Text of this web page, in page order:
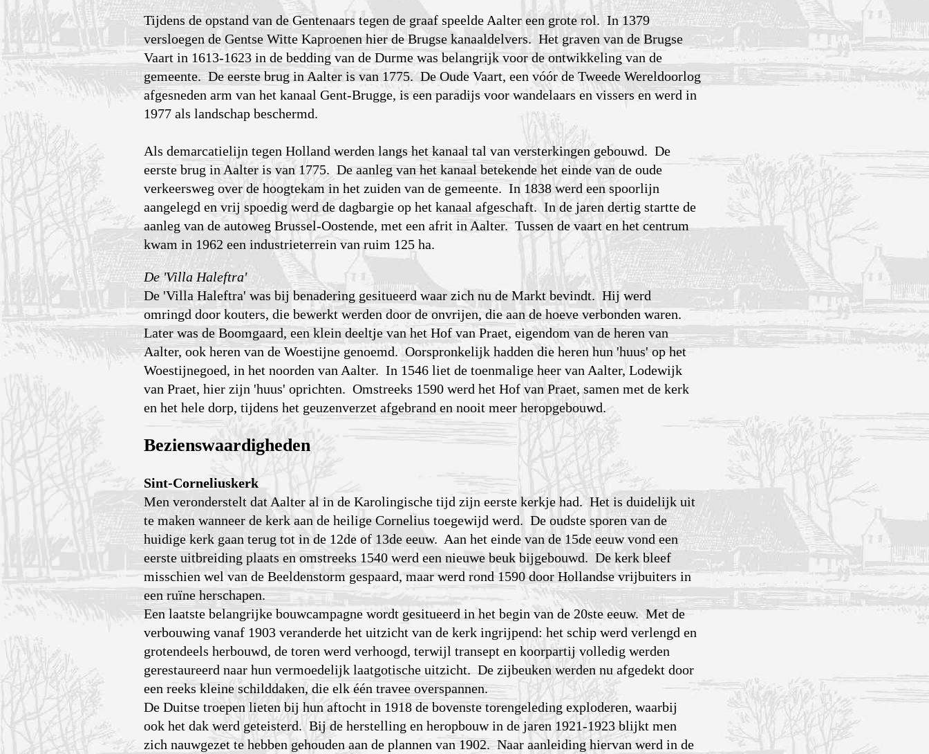
Tijdens de opstand van de Gentenaars tegen de graaf speelde Aalter een grote rol. In 1379
versloegen de Gentse Witte Kaproenen hier de Brugse kanaaldelvers. Het graven van de Brugse
Vaart in 1613-1623 in de bedding van de Durme was belangrijk voor de ontwikkeling van de
gemeente. De eerste brug in Aalter is van 1775. De Oude Vaart, een vóór de Tweede Wereldoorlog
afgesneden arm van het kanaal Gent-Brugge, is een paradijs voor wandelaars en vissers en werd in
1977 als landschap beschermd.
Als demarcatielijn tegen Holland werden langs het kanaal tal van versterkingen gebouwd. De
eerste brug in Aalter is van 1775. De aanleg van het kanaal betekende het einde van de oude
verkeersweg over de hoogtekam in het zuiden van de gemeente. In 1838 werd een spoorlijn
aangelegd en vrij spoedig werd de dagbargie op het kanaal afgeschaft. In de jaren dertig startte de
aanleg van de autoweg Brussel-Oostende, met een afrit in Aalter. Tussen de vaart en het centrum
kwam in 1962 een industrieterrein van ruim 125 ha.
De 'Villa Haleftra'
De 'Villa Haleftra' was bij benadering gesitueerd waar zich nu de Markt bevindt. Hij werd
omringd door kouters, die bewerkt werden door de onvrijen, die aan de hoeve verbonden waren.
Later was de Boomgaard, een klein deeltje van het Hof van Praet, eigendom van de heren van
Aalter, ook heren van de Woestijne genoemd. Oorspronkelijk hadden die heren hun 'huus' op het
Woestijnegoed, in het noorden van Aalter. In 1546 liet de toenmalige heer van Aalter, Lodewijk
van Praet, hier zijn 'huus' oprichten. Omstreeks 1590 werd het Hof van Praet, samen met de kerk
en het hele dorp, tijdens het geuzenverzet afgebrand en nooit meer heropgebouwd.
Bezienswaardigheden
Sint-Corneliuskerk
Men veronderstelt dat Aalter al in de Karolingische tijd zijn eerste kerkje had. Het is duidelijk uit
te maken wanneer de kerk aan de heilige Cornelius toegewijd werd. De oudste sporen van de
huidige kerk gaan terug tot in de 12de of 13de eeuw. Aan het einde van de 15de eeuw vond een
eerste uitbreiding plaats en omstreeks 1540 werd een nieuwe beuk bijgebouwd. De kerk bleef
misschien wel van de Beeldenstorm gespaard, maar werd rond 1590 door Hollandse vrijbuiters in
een ruïne herschapen.
Een laatste belangrijke bouwcampagne wordt gesitueerd in het begin van de 20ste eeuw. Met de
verbouwing vanaf 1903 veranderde het uitzicht van de kerk ingrijpend: het schip werd verlengd en
grotendeels herbouwd, de toren werd verhoogd, terwijl transept en koorpartij volledig werden
gerestaureerd naar hun vermoedelijk laatgotische uitzicht. De zijbeuken werden nu afgedekt door
een reeks kleine schilddaken, die elk één travee overspannen.
De Duitse troepen lieten bij hun aftocht in 1918 de bovenste torengeleding exploderen, waarbij
ook het dak werd geteisterd. Bij de herstelling en heropbouw in de jaren 1921-1923 blijkt men
zich nauwgezet te hebben gehouden aan de plannen van 1902. Naar aanleiding hiervan werd in de